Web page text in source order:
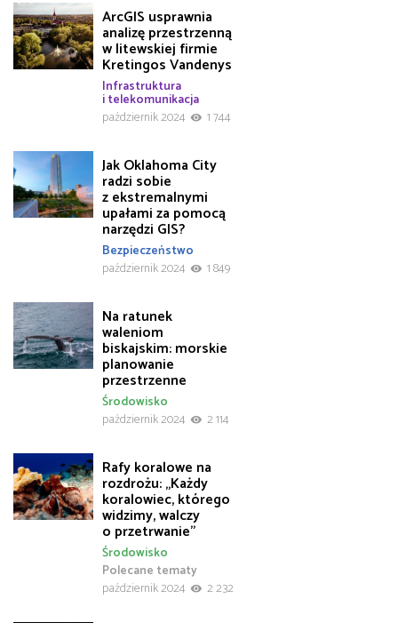
ArcGIS usprawnia
analizę przestrzenną
w litewskiej firmie
Kretingos Vandenys
Infrastruktura
i telekomunikacja
październik 2024
1 744
Jak Oklahoma City
radzi sobie
z ekstremalnymi
upałami za pomocą
narzędzi GIS?
Bezpieczeństwo
październik 2024
1 849
Na ratunek
waleniom
biskajskim: morskie
planowanie
przestrzenne
Środowisko
październik 2024
2 114
Rafy koralowe na
rozdrożu: „Każdy
koralowiec, którego
widzimy, walczy
o przetrwanie”
Polecane tematy
Środowisko
październik 2024
2 232